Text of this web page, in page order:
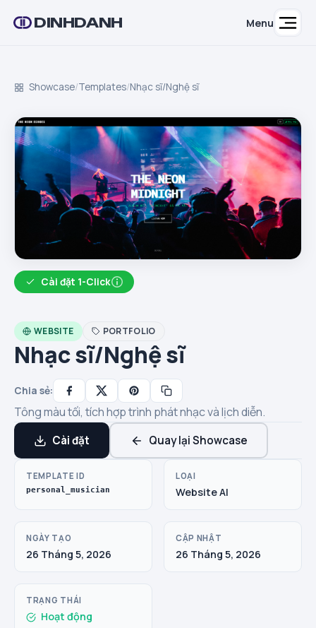
DINHDANH Menu
Showcase/Templates/Nhạc sĩ/Nghệ sĩ
Cài đặt 1-Click
WEBSITE PORTFOLIO
Nhạc sĩ/Nghệ sĩ
Chia sẻ:
Tông màu tối, tích hợp trình phát nhạc và lịch diễn.
Cài đặt Quay lại Showcase
TEMPLATE ID
personal_musician
LOẠI
Website AI
NGÀY TẠO
26 Tháng 5, 2026
CẬP NHẬT
26 Tháng 5, 2026
TRẠNG THÁI
Hoạt động